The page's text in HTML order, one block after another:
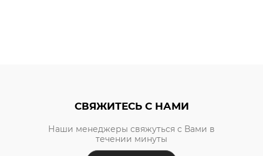
СВЯЖИТЕСЬ С НАМИ
Наши менеджеры свяжуться с Вами в
течении минуты